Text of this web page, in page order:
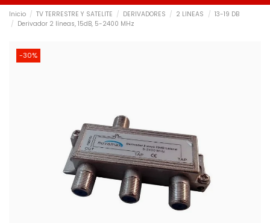
Inicio TV TERRESTRE Y SATELITE DERIVADORES 2 LINEAS
13-19 DB
Derivador 2 líneas, 15dB, 5-2400 MHz
-30%